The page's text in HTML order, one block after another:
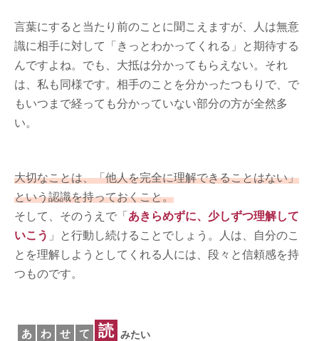
言葉にすると当たり前のことに聞こえますが、人は無意
識に相手に対して「きっとわかってくれる」と期待する
んですよね。でも、大抵は分かってもらえない。それ
は、私も同様です。相手のことを分かったつもりで、で
もいつまで経っても分かっていない部分の方が全然多
い。
大切なことは、「他人を完全に理解できることはない」
という認識を持っておくこと。
そして、そのうえで「 あきらめずに、少しずつ理解して
いこう 」と行動し続けることでしょう。人は、自分のこ
とを理解しようとしてくれる人には、段々と信頼感を持
つものです。
あ わ せ て 読 みたい